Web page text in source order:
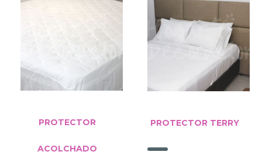
PROTECTOR
ACOLCHADO
PROTECTOR TERRY